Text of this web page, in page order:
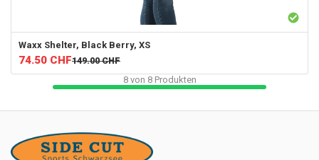
Waxx Shelter, Black Berry, XS
74.50 CHF149.00 CHF
8von 8Produkten